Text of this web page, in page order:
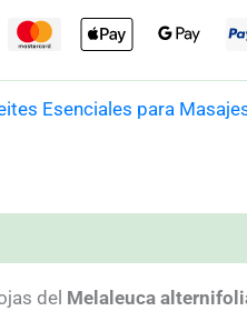
Esenciales para
del Melaleuca